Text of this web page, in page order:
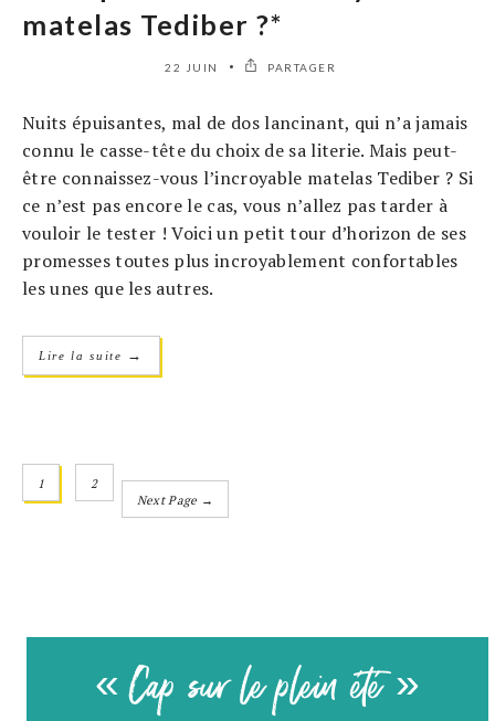
matelas Tediber ?*
22 JUIN PARTAGER
Nuits épuisantes, mal de dos lancinant, qui n’a jamais
connu le casse-tête du choix de sa literie. Mais peut-
être connaissez-vous l’incroyable matelas Tediber ? Si
ce n’est pas encore le cas, vous n’allez pas tarder à
vouloir le tester ! Voici un petit tour d’horizon de ses
promesses toutes plus incroyablement confortables
les unes que les autres.
Lire la suite →
1
2
Next Page →
« Cap sur le plein été »